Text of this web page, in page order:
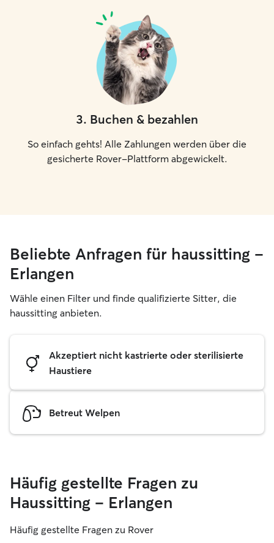
3. Buchen & bezahlen
So einfach gehts! Alle Zahlungen werden über die
gesicherte Rover-Plattform abgewickelt.
Beliebte Anfragen für haussitting –
Erlangen
Wähle einen Filter und finde qualifizierte Sitter, die
haussitting anbieten.
Akzeptiert nicht kastrierte oder sterilisierte
Haustiere
Betreut Welpen
Häufig gestellte Fragen zu
Haussitting – Erlangen
Häufig gestellte Fragen zu Rover